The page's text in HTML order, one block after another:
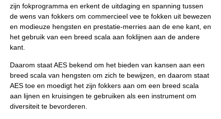
zijn fokprogramma en erkent de uitdaging en spanning tussen
de wens van fokkers om commercieel vee te fokken uit bewezen
en modieuze hengsten en prestatie-merries aan de ene kant, en
het gebruik van een breed scala aan foklijnen aan de andere
kant.
Daarom staat AES bekend om het bieden van kansen aan een
breed scala van hengsten om zich te bewijzen, en daarom staat
AES toe en moedigt het zijn fokkers aan om een breed scala
aan lijnen en kruisingen te gebruiken als een instrument om
diversiteit te bevorderen.